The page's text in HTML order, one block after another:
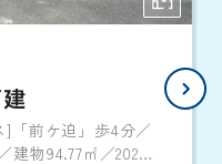
「前ケ迫」歩4分／
建物94.77㎡／2026